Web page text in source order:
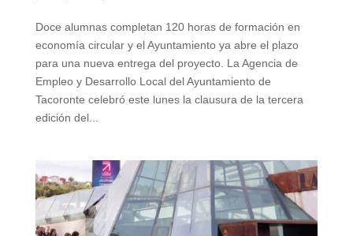
Doce alumnas completan 120 horas de formación en
economía circular y el Ayuntamiento ya abre el plazo
para una nueva entrega del proyecto. La Agencia de
Empleo y Desarrollo Local del Ayuntamiento de
Tacoronte celebró este lunes la clausura de la tercera
edición del...